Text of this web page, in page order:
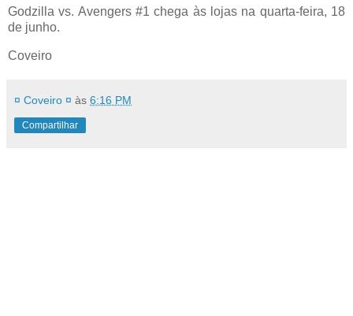
Godzilla vs. Avengers #1 chega às lojas na quarta-feira, 18
de junho.
Coveiro
¤ Coveiro ¤ às 6:16 PM
Compartilhar